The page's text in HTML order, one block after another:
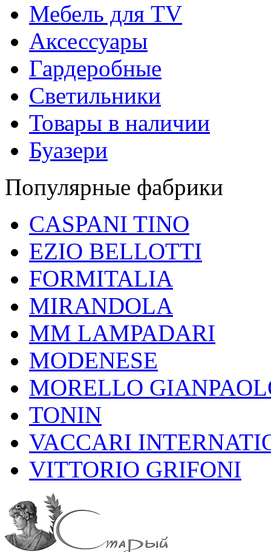
Мебель для TV
Аксессуары
Гардеробные
Светильники
Товары в наличии
Буазери
Популярные фабрики
CASPANI TINO
EZIO BELLOTTI
FORMITALIA
MIRANDOLA
MM LAMPADARI
MODENESE
MORELLO
TONIN
VACCARI
VITTORIO GRIFONI